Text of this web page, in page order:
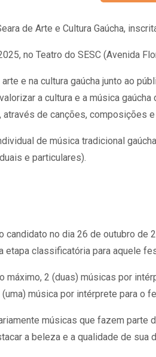
de Arte e Cultura Gaúcha,
no Teatro do SESC (Avenida
e na cultura gaúcha junto ao
a cultura e a música
através de canções, composições
de música tradicional
e particulares).
no dia 26 de outubro de
etapa classificatória para aquele
máximo, 2 (duas) músicas por
música por intérprete para o
músicas que fazem parte
a beleza e a qualidade de sua